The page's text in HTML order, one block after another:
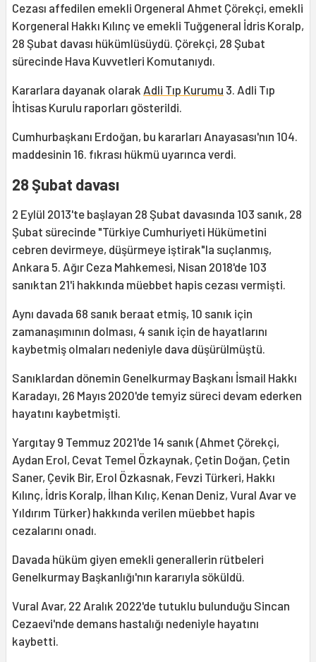
Cezası affedilen emekli Orgeneral Ahmet Çörekçi, emekli
Korgeneral Hakkı Kılınç ve emekli Tuğgeneral İdris Koralp,
28 Şubat davası hükümlüsüydü. Çörekçi, 28 Şubat
sürecinde Hava Kuvvetleri Komutanıydı.
Kararlara dayanak olarak Adli Tıp Kurumu 3. Adli Tıp
İhtisas Kurulu raporları gösterildi.
Cumhurbaşkanı Erdoğan, bu kararları Anayasası'nın 104.
maddesinin 16. fıkrası hükmü uyarınca verdi.
28 Şubat davası
2 Eylül 2013'te başlayan 28 Şubat davasında 103 sanık, 28
Şubat sürecinde "Türkiye Cumhuriyeti Hükümetini
cebren devirmeye, düşürmeye iştirak"la suçlanmış,
Ankara 5. Ağır Ceza Mahkemesi, Nisan 2018'de 103
sanıktan 21'i hakkında müebbet hapis cezası vermişti.
Aynı davada 68 sanık beraat etmiş, 10 sanık için
zamanaşımının dolması, 4 sanık için de hayatlarını
kaybetmiş olmaları nedeniyle dava düşürülmüştü.
Sanıklardan dönemin Genelkurmay Başkanı İsmail Hakkı
Karadayı, 26 Mayıs 2020'de temyiz süreci devam ederken
hayatını kaybetmişti.
Yargıtay 9 Temmuz 2021'de 14 sanık (Ahmet Çörekçi,
Aydan Erol, Cevat Temel Özkaynak, Çetin Doğan, Çetin
Saner, Çevik Bir, Erol Özkasnak, Fevzi Türkeri, Hakkı
Kılınç, İdris Koralp, İlhan Kılıç, Kenan Deniz, Vural Avar ve
Yıldırım Türker) hakkında verilen müebbet hapis
cezalarını onadı.
Davada hüküm giyen emekli generallerin rütbeleri
Genelkurmay Başkanlığı'nın kararıyla söküldü.
Vural Avar, 22 Aralık 2022'de tutuklu bulunduğu Sincan
Cezaevi'nde demans hastalığı nedeniyle hayatını
kaybetti.